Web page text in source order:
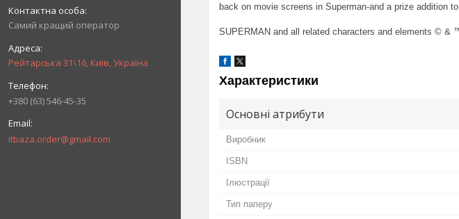
Самий кращий оператор
Рейтарська 31\16, Київ, Україна
+380 (63) 546-45-35
itbaza.order@gmail.com
back on movie screens in Superman-and a prize addition to
SUPERMAN and all related characters and elements © &
Характеристики
Основні атрибути
Виробник
ISBN
Ілюстрації
Тип паперу